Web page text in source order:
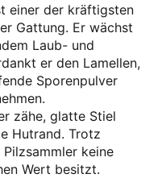
einer der kräftigsten
Gattung. Er wächst
Laub- und
er den Lamellen,
Sporenpulver
zähe, glatte Stiel
Hutrand. Trotz
keine
Wert besitzt.